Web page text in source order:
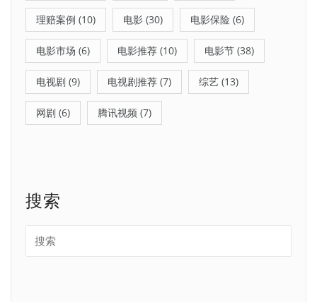
理赔案例 (10) 电影 (30) 电影保险 (6)
电影市场 (6) 电影推荐 (10) 电影节 (38)
电视剧 (9) 电视剧推荐 (7) 综艺 (13)
网剧 (6) 腾讯视频 (7)
搜索